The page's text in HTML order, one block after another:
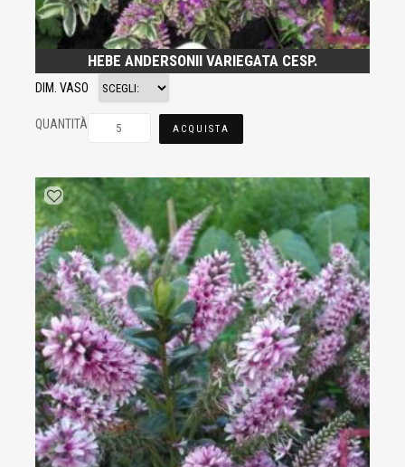
HEBE ANDERSONII VARIEGATA CESP.
DIM. VASO
QUANTITÀ ACQUISTA